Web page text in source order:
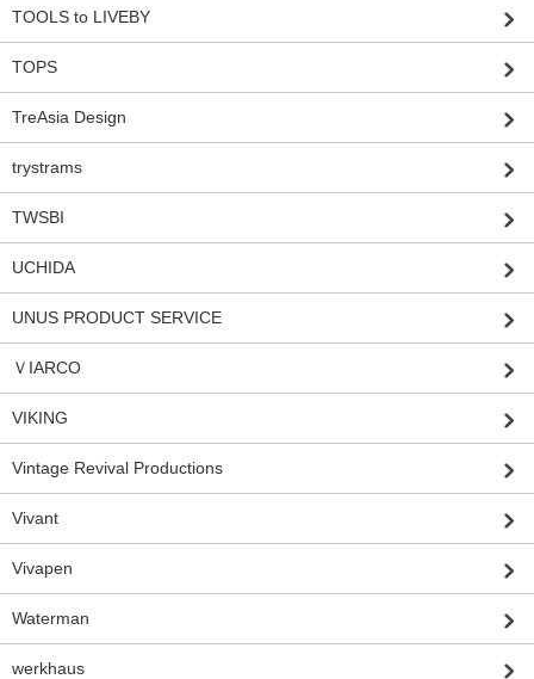
TOOLS to LIVEBY
TOPS
TreAsia Design
trystrams
TWSBI
UCHIDA
UNUS PRODUCT SERVICE
ＶIARCO
VIKING
Vintage Revival Productions
Vivant
Vivapen
Waterman
werkhaus